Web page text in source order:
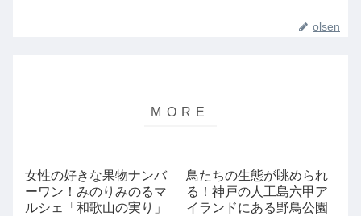
olsen
女性の好きな果物ナンバ
ーワン！みのりみのるマ
ルシェ「和歌山の実り」
鳥たちの生態が眺められ
る！神戸の人工島六甲ア
イランドにある野鳥公園